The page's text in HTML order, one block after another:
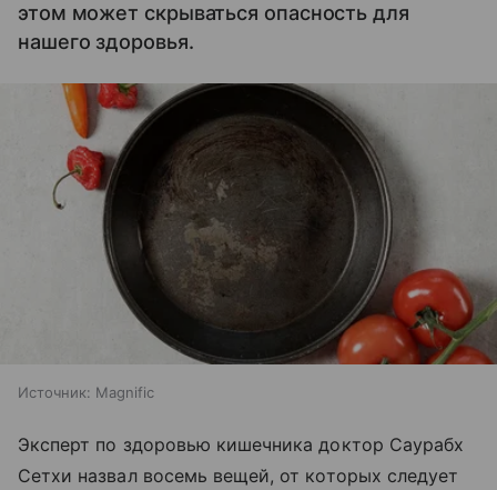
этом может скрываться опасность для
нашего здоровья.
Источник: Magnific
Эксперт по здоровью кишечника доктор Саурабх
Сетхи назвал восемь вещей, от которых следует